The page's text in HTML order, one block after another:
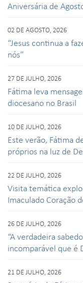
Aniversária de
02 DE AGOSTO, 2026
“Jesus continua a
nós”
27 DE JULHO, 2026
Fátima leva
diocesano no Brasil
10 DE JULHO, 2026
Este verão, Fátima
próprios na luz de
22 DE JULHO, 2026
Visita temática
Imaculado Coração
26 DE JULHO, 2026
“A verdadeira
incomparável que é
21 DE JULHO, 2026